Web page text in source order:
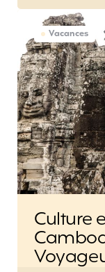
Vacances
Culture